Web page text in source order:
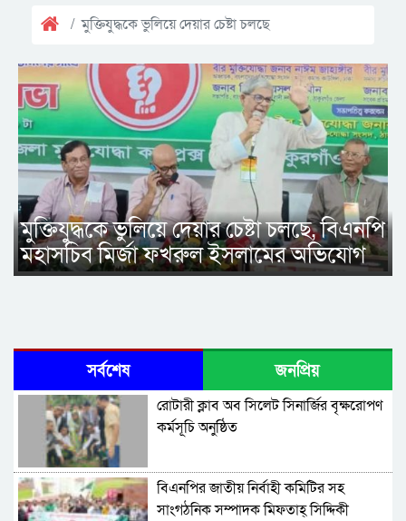
মুক্তিযুদ্ধকে ভুলিয়ে দেয়ার চেষ্টা চলছে
মুক্তিযুদ্ধকে ভুলিয়ে দেয়ার চেষ্টা চলছে, বিএনপি
মহাসচিব মির্জা ফখরুল ইসলামের অভিযোগ
সর্বশেষ জনপ্রিয়
রোটারী ক্লাব অব সিলেট সিনার্জির বৃক্ষরোপণ
কর্মসূচি অনুষ্ঠিত
বিএনপির জাতীয় নির্বাহী কমিটির সহ
সাংগঠনিক সম্পাদক মিফতাহ্ সিদ্দিকী